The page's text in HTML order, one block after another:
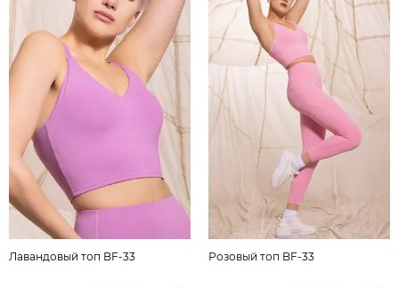
Лавандовый топ BF-33 Розовый топ BF-33